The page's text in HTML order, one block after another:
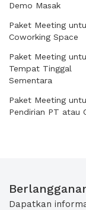
Demo Masak
Paket Meeting
Coworking Space
Paket Meeting
Tempat Tinggal
Sementara
Paket Meeting
Pendirian PT atau
Dapatkan